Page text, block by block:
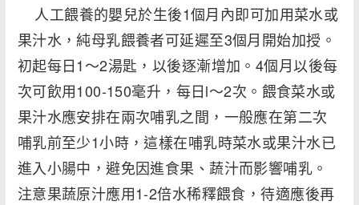
人工餵養的嬰兒於生後1個月內即可加用菜水或
果汁水，純母乳餵養者可延遲至3個月開始加授。
初起每日1～2湯匙，以後逐漸增加。4個月以後每
次可飲用100-150毫升，每日l～2次。餵食菜水或
果汁水應安排在兩次哺乳之間，一般應在第二次
哺乳前至少1小時，這樣在哺乳時菜水或果汁水已
進入小腸中，避免因進食果、蔬汁而影響哺乳。
注意果蔬原汁應用1-2倍水稀釋餵食，待適應後再